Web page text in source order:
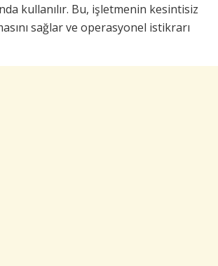
kullanılır. Bu, işletmenin kesintisiz
sağlar ve operasyonel istikrarı